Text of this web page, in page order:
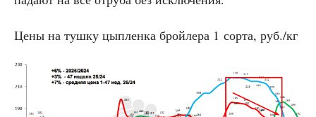
Цены на тушку цыпленка бройлера 1 сорта, руб./кг